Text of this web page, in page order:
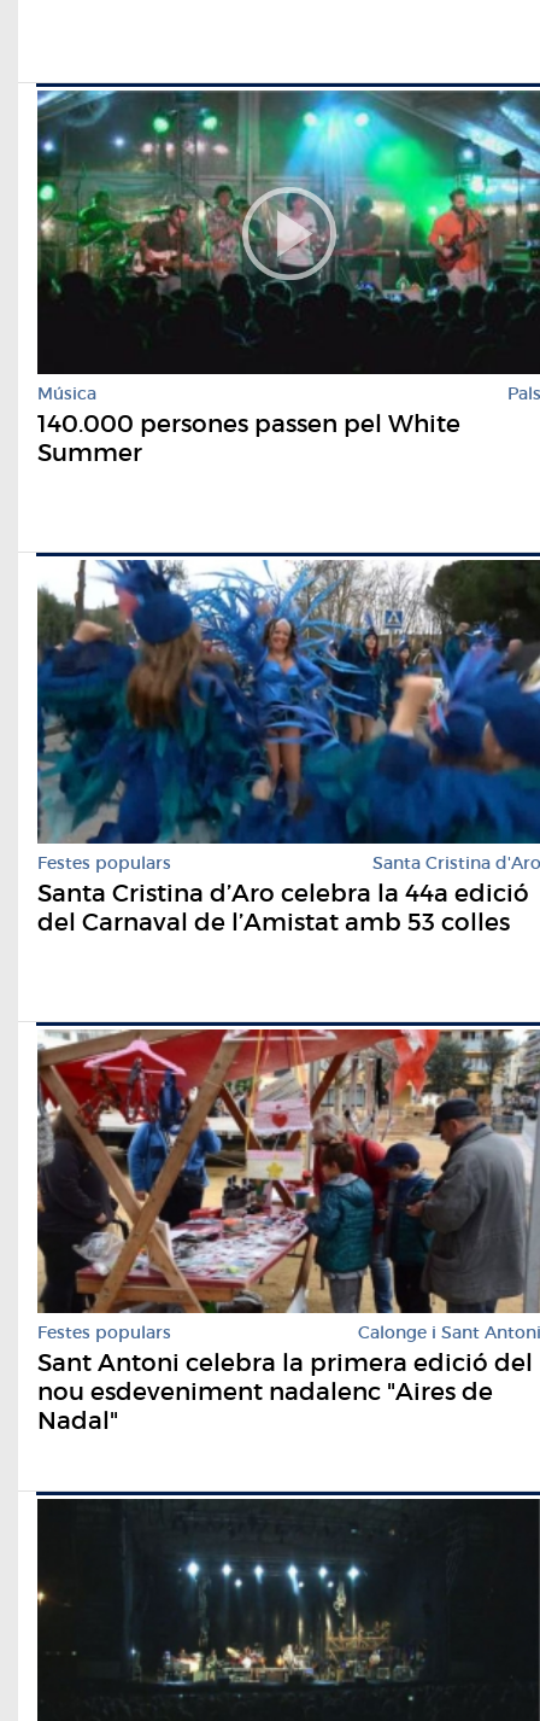
Música Pals
140.000 persones passen pel White
Summer
Festes populars Santa Cristina d'Aro
Santa Cristina d’Aro celebra la 44a edició
del Carnaval de l’Amistat amb 53 colles
Festes populars Calonge i Sant Antoni
Sant Antoni celebra la primera edició del
nou esdeveniment nadalenc "Aires de
Nadal"